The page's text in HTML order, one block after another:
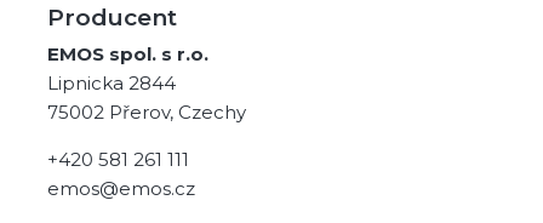
Producent
EMOS spol. s r.o.
Lipnicka 2844
75002 Přerov, Czechy
+420 581 261 111
emos@emos.cz